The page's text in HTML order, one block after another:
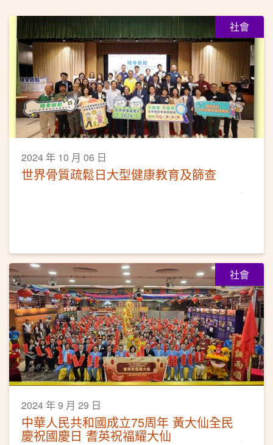
社會
2024 年 10 月 06 日
世界骨質疏鬆日大型健康教育及篩查
社會
2024 年 9 月 29 日
中華人民共和國成立75周年 黃大仙全民
慶祝國慶日 耆英祝福耀大仙